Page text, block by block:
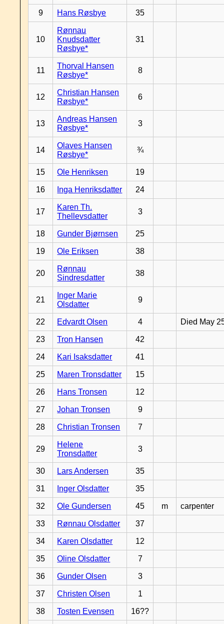
9 Hans Røsbye 35
10
Rønnau
Knudsdatter
Røsbye*
31
11
Thorval Hansen
Røsbye*
8
12
Christian Hansen
Røsbye*
6
13
Andreas Hansen
Røsbye*
3
14
Olaves Hansen
Røsbye*
¾
15 Ole Henriksen 19
16 Inga Henriksdatter 24
17
Karen Th.
Thellevsdatter
3
18 Gunder Bjørnsen 25
19 Ole Eriksen 38
20
Rønnau
Sindresdatter
38
21
Inger Marie
Olsdatter
9
22 Edvardt Olsen 4 Died May
23 Tron Hansen 42
24 Kari Isaksdatter 41
25 Maren Tronsdatter 15
26 Hans Tronsen 12
27 Johan Tronsen 9
28 Christian Tronsen 7
29
Helene
Tronsdatter
3
30 Lars Andersen 35
31 Inger Olsdatter 35
32 Ole Gundersen 45 m carpenter
33 Rønnau Olsdatter 37
34 Karen Olsdatter 12
35 Oline Olsdatter 7
36 Gunder Olsen 3
37 Christen Olsen 1
38 Tosten Evensen 16??